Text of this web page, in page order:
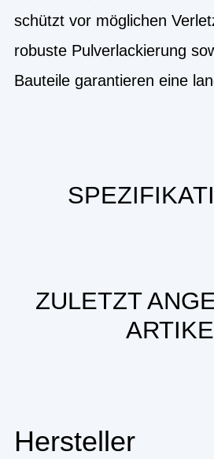
schützt vor möglichen
robuste Pulverlackierung
Bauteile garantieren eine
ZULETZT
Hersteller